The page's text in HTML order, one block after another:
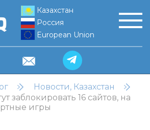
Казахстан
Россия
European Union
Новости, Казахстан
заблокировать 16 сайтов, на
игры